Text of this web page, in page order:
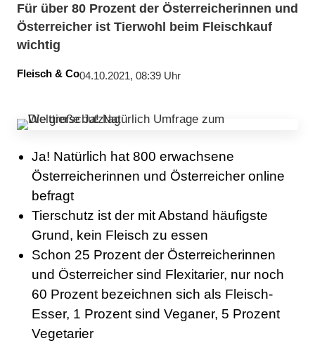
Für über 80 Prozent der Österreicherinnen und
Österreicher ist Tierwohl beim Fleischkauf
wichtig
Fleisch & Co04.10.2021, 08:39 Uhr
Ja! Natürlich hat 800 erwachsene
Österreicherinnen und Österreicher online
befragt
Tierschutz ist der mit Abstand häufigste
Grund, kein Fleisch zu essen
Schon 25 Prozent der Österreicherinnen
und Österreicher sind Flexitarier, nur noch
60 Prozent bezeichnen sich als Fleisch-
Esser, 1 Prozent sind Veganer, 5 Prozent
Vegetarier